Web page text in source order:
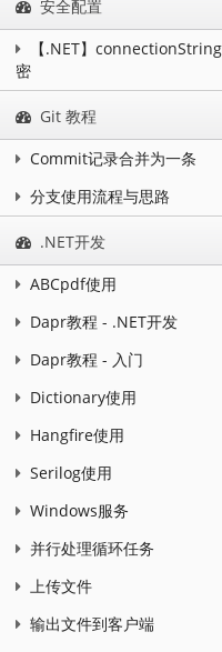
安全配置
【.NET】
密
Git 教程
Commit记录合并为一条
分支使用流程与思路
.NET开发
ABCpdf使用
Dapr教程 - .NET开发
Dapr教程 - 入门
Dictionary使用
Hangfire使用
Serilog使用
Windows服务
并行处理循环任务
上传文件
输出文件到客户端